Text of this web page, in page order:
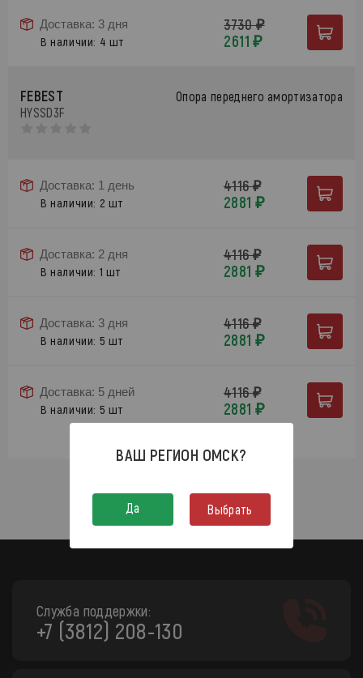
Доставка: 3 дня
В наличии: 4 шт
3730 ₽
2611 ₽
FEBEST
HYSSD3F
Опора переднего амортизатора
Доставка: 1 день
В наличии: 2 шт
4116 ₽
2881 ₽
Доставка: 2 дня
В наличии: 1 шт
4116 ₽
2881 ₽
Доставка: 3 дня
В наличии: 5 шт
4116 ₽
2881 ₽
Доставка: 5 дней
В наличии: 5 шт
4116 ₽
2881 ₽
Служба поддержки:
+7 (3812) 208-130
ВАШ РЕГИОН ОМСК?
Да Выбрать